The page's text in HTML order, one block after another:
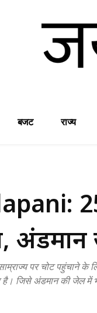
बजट राज्य
पर चोट पहुंचाने
जिसे अंडमान की जेल में